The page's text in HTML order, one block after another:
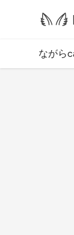
ながら